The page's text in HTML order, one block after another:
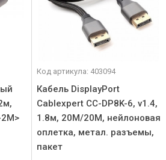
Код артикула: 403094
Кабель DisplayPort
Cablexpert CC-DP8K-6, v1.4,
1.8м, 20M/20M, нейлоновая
оплетка, метал. разъемы,
пакет